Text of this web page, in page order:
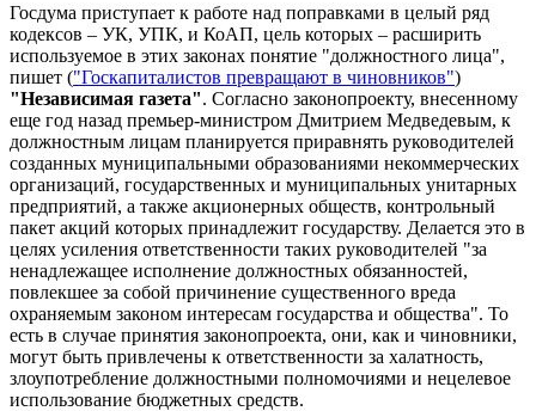
Госдума приступает к работе над поправками в целый ряд
кодексов – УК, УПК, и КоАП, цель которых – расширить
используемое в этих законах понятие "должностного лица",
пишет ("Госкапиталистов превращают в чиновников")
"Независимая газета". Согласно законопроекту, внесенному
еще год назад премьер-министром Дмитрием Медведевым, к
должностным лицам планируется приравнять руководителей
созданных муниципальными образованиями некоммерческих
организаций, государственных и муниципальных унитарных
предприятий, а также акционерных обществ, контрольный
пакет акций которых принадлежит государству. Делается это в
целях усиления ответственности таких руководителей "за
ненадлежащее исполнение должностных обязанностей,
повлекшее за собой причинение существенного вреда
охраняемым законом интересам государства и общества". То
есть в случае принятия законопроекта, они, как и чиновники,
могут быть привлечены к ответственности за халатность,
злоупотребление должностными полномочиями и нецелевое
использование бюджетных средств.